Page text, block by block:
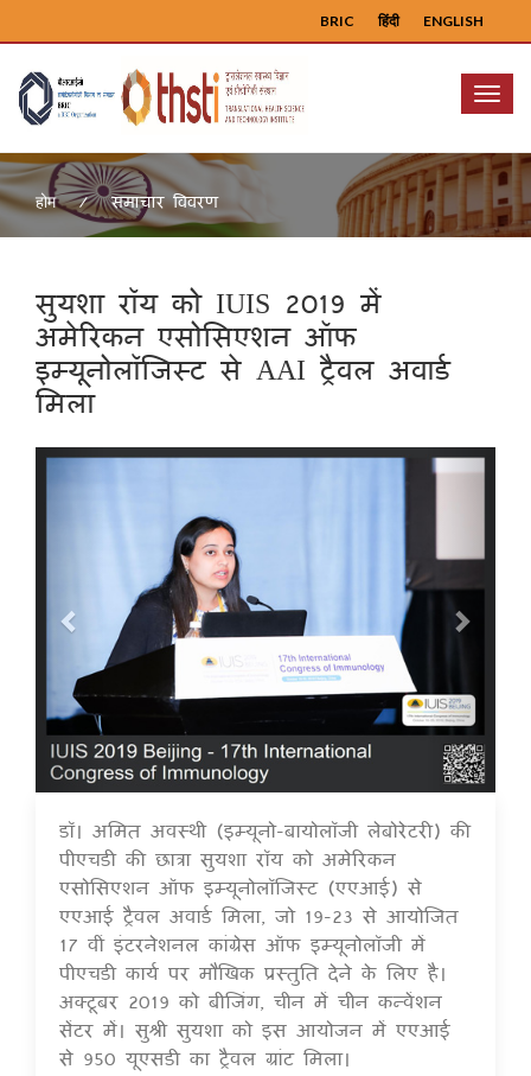
ENGLISH
हिंदी
BRIC
Menu
होम समाचार विवरण
सुयशा रॉय को IUIS 2019 में
अमेरिकन एसोसिएशन ऑफ
इम्यूनोलॉजिस्ट से AAI ट्रैवल अवार्ड
मिला
Previous Next
16 Jul 2020
डॉ। अमित अवस्थी (इम्यूनो-बायोलॉजी लेबोरेटरी) की
पीएचडी की छात्रा सुयशा रॉय को अमेरिकन
एसोसिएशन ऑफ इम्यूनोलॉजिस्ट (एएआई) से
एएआई ट्रैवल अवार्ड मिला, जो 19-23 से आयोजित
17 वीं इंटरनेशनल कांग्रेस ऑफ इम्यूनोलॉजी में
पीएचडी कार्य पर मौखिक प्रस्तुति देने के लिए है।
अक्टूबर 2019 को बीजिंग, चीन में चीन कन्वेंशन
सेंटर में। सुश्री सुयशा को इस आयोजन में एएआई
से 950 यूएसडी का ट्रैवल ग्रांट मिला।